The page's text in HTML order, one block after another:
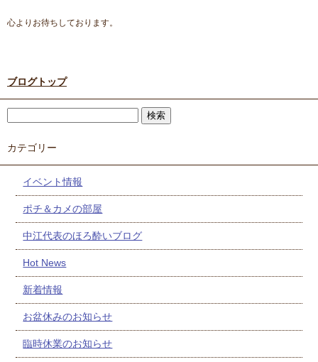
心よりお待ちしております。
ブログトップ
カテゴリー
イベント情報
ポチ＆カメの部屋
中江代表のほろ酔いブログ
Hot News
新着情報
お盆休みのお知らせ
臨時休業のお知らせ